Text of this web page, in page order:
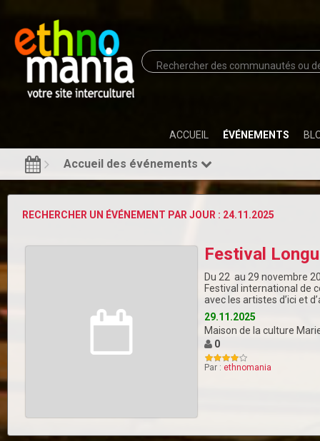
ACCUEIL ÉVÉNEMENTS
Accueil des événements
RECHERCHER UN ÉVÉNEMENT PAR JOUR : 24.11.2025
Festival
Du 22 au 29 novembre
Festival international de
avec les artistes d’ici et
29.11.2025
Maison de la culture
0
Par : ethnomania